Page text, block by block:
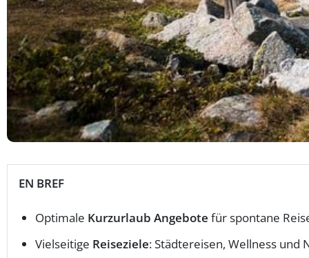
EN BREF
Optimale Kurzurlaub Angebote für spontane
Vielseitige Reiseziele: Städtereisen, Wellness und